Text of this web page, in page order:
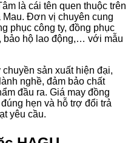
là cái tên quen thuộc trên
Đơn vị chuyên cung
phục công ty, đồng phục
bảo hộ lao động,… với mẫu
sản xuất hiện đại,
nghề, đảm bảo chất
đầu ra. Giá may đồng
hẹn và hỗ trợ đổi trả
yêu cầu.